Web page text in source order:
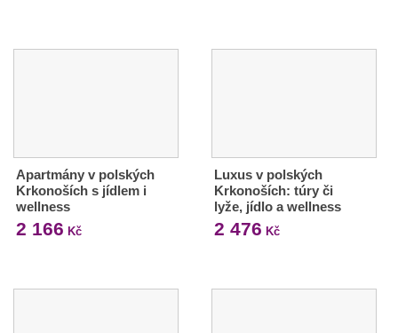
Apartmány v polských
Krkonoších s jídlem i
wellness
2 166 Kč
Luxus v polských
Krkonoších: túry či
lyže, jídlo a wellness
2 476 Kč